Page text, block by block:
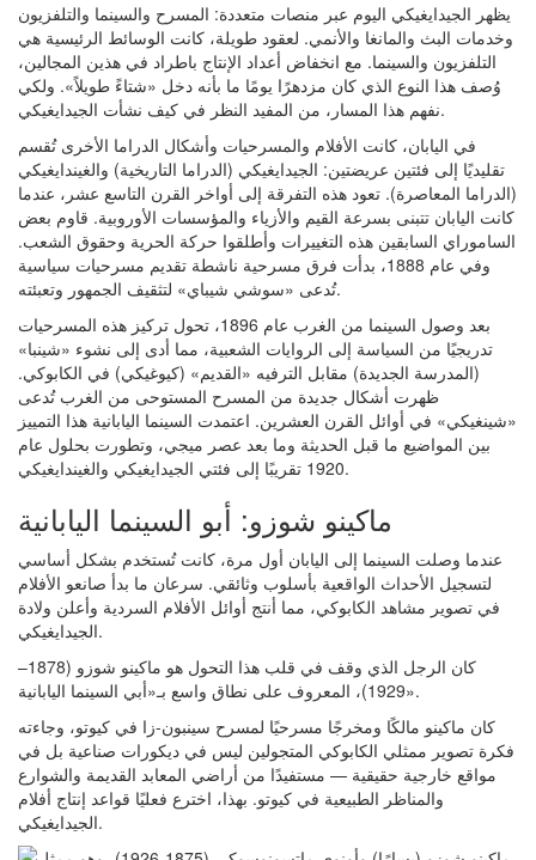
يظهر الجيدايغيكي اليوم عبر منصات متعددة: المسرح والسينما والتلفزيون
وخدمات البث والمانغا والأنمي. لعقود طويلة، كانت الوسائط الرئيسية هي
التلفزيون والسينما. مع انخفاض أعداد الإنتاج باطراد في هذين المجالين،
وُصف هذا النوع الذي كان مزدهرًا يومًا ما بأنه دخل «شتاءً طويلاً». ولكي
نفهم هذا المسار، من المفيد النظر في كيف نشأت الجيدايغيكي.
في اليابان، كانت الأفلام والمسرحيات وأشكال الدراما الأخرى تُقسم
تقليديًا إلى فئتين عريضتين: الجيدايغيكي (الدراما التاريخية) والغيندايغيكي
(الدراما المعاصرة). تعود هذه التفرقة إلى أواخر القرن التاسع عشر، عندما
كانت اليابان تتبنى بسرعة القيم والأزياء والمؤسسات الأوروبية. قاوم بعض
الساموراي السابقين هذه التغييرات وأطلقوا حركة الحرية وحقوق الشعب.
وفي عام 1888، بدأت فرق مسرحية ناشطة تقديم مسرحيات سياسية
تُدعى «سوشي شيباي» لتثقيف الجمهور وتعبئته.
بعد وصول السينما من الغرب عام 1896، تحول تركيز هذه المسرحيات
تدريجيًا من السياسة إلى الروايات الشعبية، مما أدى إلى نشوء «شينبا»
(المدرسة الجديدة) مقابل الترفيه «القديم» (كيوغيكي) في الكابوكي.
ظهرت أشكال جديدة من المسرح المستوحى من الغرب تُدعى
«شينغيكي» في أوائل القرن العشرين. اعتمدت السينما اليابانية هذا التمييز
بين المواضيع ما قبل الحديثة وما بعد عصر ميجي، وتطورت بحلول عام
1920 تقريبًا إلى فئتي الجيدايغيكي والغيندايغيكي.
ماكينو شوزو: أبو السينما اليابانية
عندما وصلت السينما إلى اليابان أول مرة، كانت تُستخدم بشكل أساسي
لتسجيل الأحداث الواقعية بأسلوب وثائقي. سرعان ما بدأ صانعو الأفلام
في تصوير مشاهد الكابوكي، مما أنتج أوائل الأفلام السردية وأعلن ولادة
الجيدايغيكي.
كان الرجل الذي وقف في قلب هذا التحول هو ماكينو شوزو (1878–
1929)، المعروف على نطاق واسع بـ«أبي السينما اليابانية».
كان ماكينو مالكًا ومخرجًا مسرحيًا لمسرح سينبون-زا في كيوتو، وجاءته
فكرة تصوير ممثلي الكابوكي المتجولين ليس في ديكورات صناعية بل في
مواقع خارجية حقيقية — مستفيدًا من أراضي المعابد القديمة والشوارع
والمناظر الطبيعية في كيوتو. بهذا، اخترع فعليًا قواعد إنتاج أفلام
الجيدايغيكي.